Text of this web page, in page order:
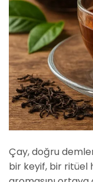
Çay, doğru
bir keyif, bir ritüel